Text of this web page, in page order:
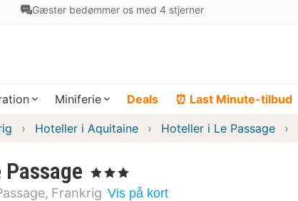
Gæster bedømmer os med 4 stjerner
Miniferie Deals ⏰ Last Minute-tilbud
Hoteller i Aquitaine Hoteller i Le Passage
, 3 Stjerner
Frankrig Vis på kort